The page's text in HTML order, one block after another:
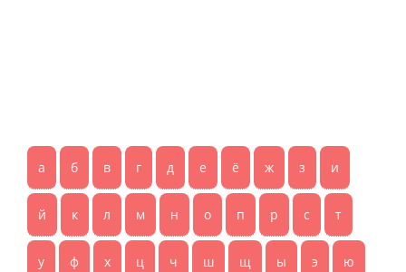
а б в г д е ё ж з и
й к л м н о п р с т
у ф х ц ч ш щ ы э ю